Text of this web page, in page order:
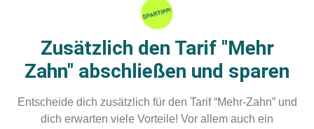
Zusätzlich den Tarif "Mehr
Zahn" abschließen und sparen
Entscheide dich zusätzlich für den Tarif “Mehr-Zahn” und
dich erwarten viele Vorteile! Vor allem auch ein